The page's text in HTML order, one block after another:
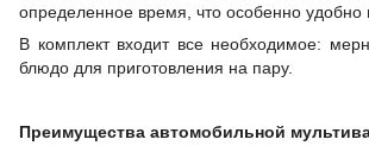
определенное время, что особенно удобно
В комплект входит все необходимое:
блюдо для приготовления на пару.
Преимущества автомобильной